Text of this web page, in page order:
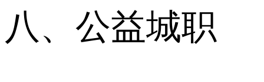
八、公益城职